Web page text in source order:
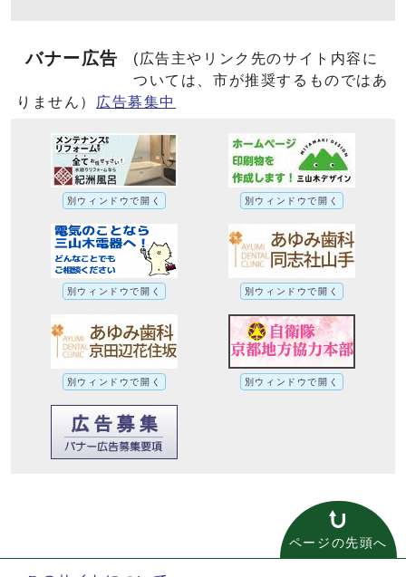
バナー広告
(広告主やリンク先のサイト内容に
ついては、市が推奨するものではあ
りません）
広告募集中
別ウィンドウで開く 別ウィンドウで開く
別ウィンドウで開く 別ウィンドウで開く
別ウィンドウで開く 別ウィンドウで開く
ページの先頭へ